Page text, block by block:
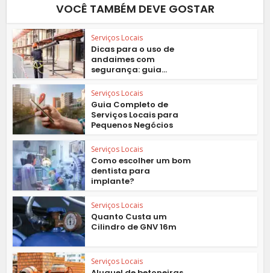
VOCÊ TAMBÉM DEVE GOSTAR
Serviços Locais
Dicas para o uso de
andaimes com
segurança: guia...
Serviços Locais
Guia Completo de
Serviços Locais para
Pequenos Negócios
Serviços Locais
Como escolher um bom
dentista para
implante?
Serviços Locais
Quanto Custa um
Cilindro de GNV 16m
Serviços Locais